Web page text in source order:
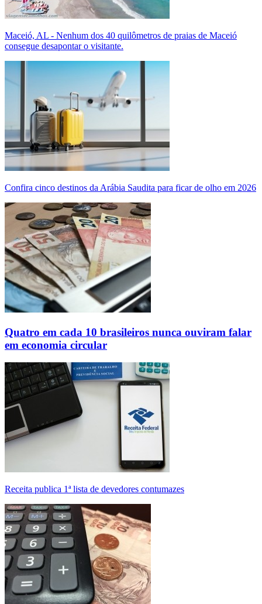
Maceió, AL - Nenhum dos 40 quilômetros de praias de Maceió
consegue desapontar o visitante.
Confira cinco destinos da Arábia Saudita para ficar de olho em 2026
Quatro em cada 10 brasileiros nunca ouviram falar
em economia circular
Receita publica 1ª lista de devedores contumazes